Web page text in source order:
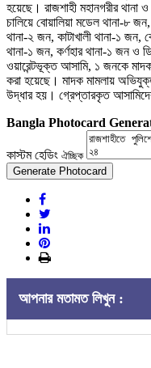
হয়েছে। রাজশাহী মহানগরীর থানা
চালিয়ে বোয়ালিয়া মডেল থানা-৮
থানা-২ জন, কাটাখালী থানা-১ জন,
থানা-১ জন, কর্ণহার থানা-১ জন
ওয়ারেন্টভূক্ত আসামি, ১ জনকে
করা হয়েছে। মাদক মামলায়
উদ্ধার হয়। গ্রেপ্তারকৃত
Bangla Photocard
কাস্টম হেডিং ঐচ্ছিক
Generate Photocard
আপনার মতামত লিখুন :